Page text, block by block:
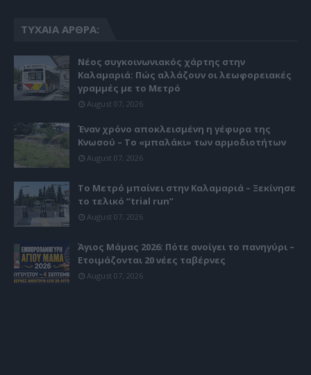
ΤΥΧΑΊΑ ΆΡΘΡΑ:
Νέος συγκοινωνιακός χάρτης στην
Καλαμαριά: Πώς αλλάζουν οι λεωφορειακές
γραμμές με το Μετρό
August 07, 2026
Έναν χρόνο αποκλεισμένη η γέφυρα της
Κνωσού – Το «μπαλάκι» των αρμοδιοτήτων
August 07, 2026
Το Μετρό μπαίνει στην Καλαμαριά – Ξεκίνησε
το τελικό “trial run”
August 07, 2026
Άγιος Μάμας 2026: Πότε ανοίγει το πανηγύρι –
Ετοιμάζονται 20 νέες ταβέρνες
August 07, 2026